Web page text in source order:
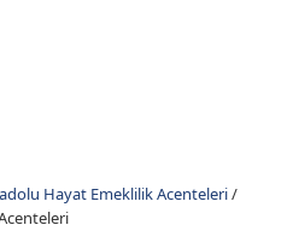
Hayat Emeklilik Acenteleri/